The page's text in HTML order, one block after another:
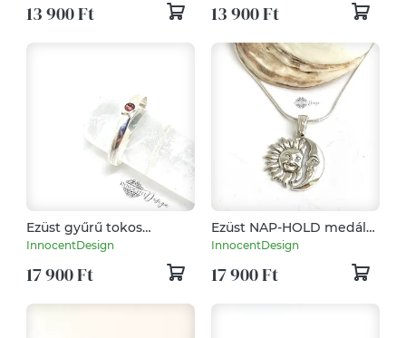
13 900 Ft 13 900 Ft
Ezüst gyűrű tokos
foglalattal - narancsos
barna turmalinnal
InnocentDesign
17 900 Ft
Ezüst NAP-HOLD medál
láncon
InnocentDesign
17 900 Ft